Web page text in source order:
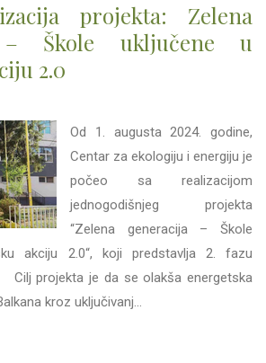
projekta: Zelena
– Škole uključene u
2.0
Od 1. augusta 2024. godine,
Centar za ekologiju i energiju je
počeo sa realizacijom
jednogodišnjeg projekta
“Zelena generacija – Škole
akciju 2.0“, koji predstavlja 2. fazu
Cilj projekta je da se olakša energetska
kroz uključivanj...